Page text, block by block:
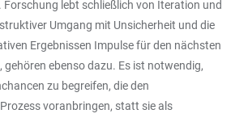
lebt schließlich von Iteration und
Umgang mit Unsicherheit und die
Ergebnissen Impulse für den nächsten
gehören ebenso dazu. Es ist notwendig,
zu begreifen, die den
voranbringen, statt sie als